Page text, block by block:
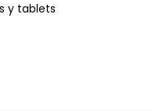
y tablets